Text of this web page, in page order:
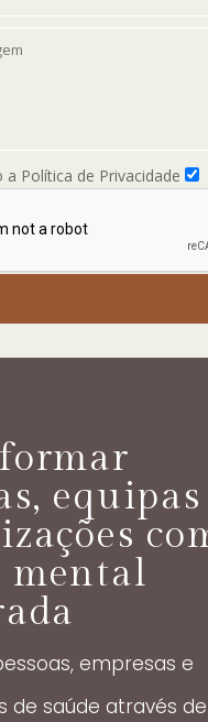
a Política de Privacidade
equipas
mental
empresas e
de saúde através de